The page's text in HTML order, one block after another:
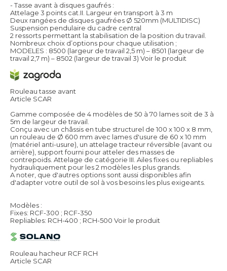
- Tasse avant à disques gaufrés :
Attelage 3 points cat.II. Largeur en transport à 3 m
Deux rangées de disques gaufrées Ø 520mm (MULTIDISC)
Suspension pendulaire du cadre central
2 ressorts permettant la stabilisation de la position du travail.
Nombreux choix d’options pour chaque utilisation ;
MODELES : 8500 (largeur de travail 2,5 m) – 8501 (largeur de
travail 2,7 m) – 8502 (largeur de travail 3) Voir le produit
Rouleau tasse avant
Article SCAR
Gamme composée de 4 modèles de 50 à 70 lames soit de 3 à
5m de largeur de travail.
Conçu avec un châssis en tube structurel de 100 x 100 x 8 mm,
un rouleau de Ø 600 mm avec lames d'usure de 60 x 10 mm
(matériel anti-usure), un attelage tracteur réversible (avant ou
arrière), support fourni pour atteler des masses de
contrepoids. Attelage de catégorie III. Ailes fixes ou repliables
hydrauliquement pour les 2 modèles les plus grands.
A noter, que d'autres options sont aussi disponibles afin
d'adapter votre outil de sol à vos besoins les plus exigeants.
Modèles :
Fixes: RCF-300 ; RCF-350
Repliables: RCH-400 ; RCH-500 Voir le produit
Rouleau hacheur RCF RCH
Article SCAR